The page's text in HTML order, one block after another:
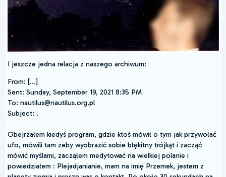
I jeszcze jedna relacja z naszego archiwum:
From: [...]
Sent: Sunday, September 19, 2021 8:35 PM
To: nautilus@nautilus.org.pl
Subject: .
Obejrzałem kiedyś program, gdzie ktoś mówił o tym jak przywołać
ufo, mówili tam zeby wyobrazić sobie błękitny trójkąt i zacząć
mówić myślami, zacząłem medytować na wielkiej polanie i
powiedziałem : Plejadjanianie, mam na imię Przemek, jestem z